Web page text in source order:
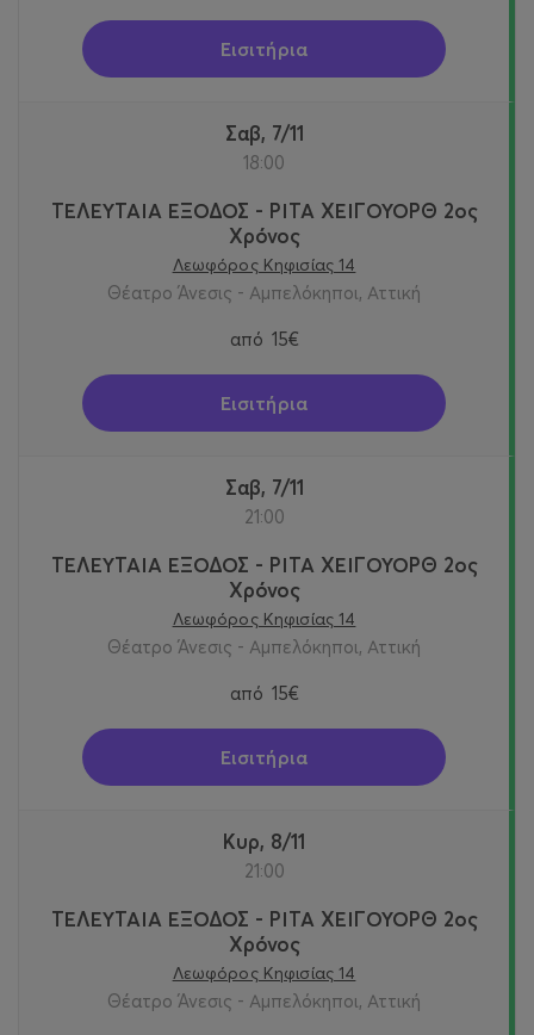
Εισιτήρια
Σαβ, 7/11
18:00
ΤΕΛΕΥΤΑΙΑ ΕΞΟΔΟΣ - ΡΙΤΑ ΧΕΙΓΟΥΟΡΘ 2oς
Χρόνος
Λεωφόρος Κηφισίας 14
Θέατρο Άνεσις - Αμπελόκηποι, Αττική
από 15€
Εισιτήρια
Σαβ, 7/11
21:00
ΤΕΛΕΥΤΑΙΑ ΕΞΟΔΟΣ - ΡΙΤΑ ΧΕΙΓΟΥΟΡΘ 2oς
Χρόνος
Λεωφόρος Κηφισίας 14
Θέατρο Άνεσις - Αμπελόκηποι, Αττική
από 15€
Εισιτήρια
Κυρ, 8/11
21:00
ΤΕΛΕΥΤΑΙΑ ΕΞΟΔΟΣ - ΡΙΤΑ ΧΕΙΓΟΥΟΡΘ 2oς
Χρόνος
Λεωφόρος Κηφισίας 14
Θέατρο Άνεσις - Αμπελόκηποι, Αττική